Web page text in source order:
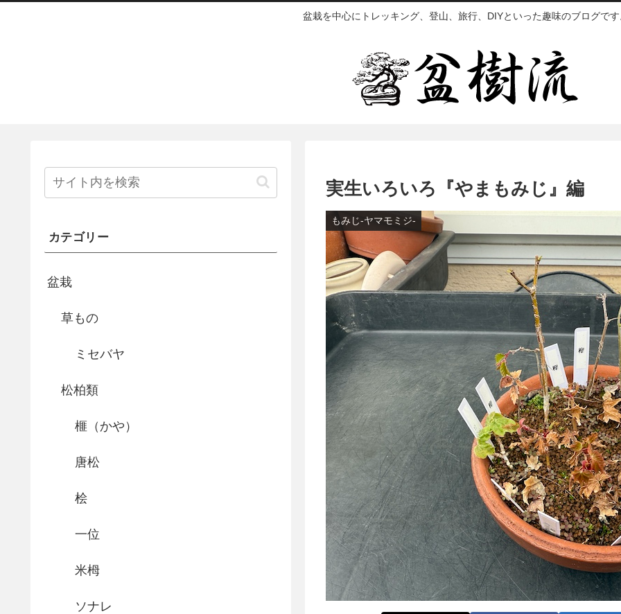
盆栽を中心にトレッキング、登山、旅行、DIYといった趣味のブログで
実生いろいろ『やまもみじ』編
もみじ-ヤマモミジ-
カテゴリー
盆栽
草もの
ミセバヤ
松柏類
榧（かや）
唐松
桧
一位
米栂
ソナレ